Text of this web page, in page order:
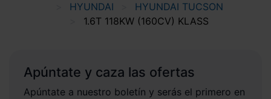
HYUNDAI
HYUNDAI TUCSON
1.6T 118KW (160CV) KLASS
Apúntate y caza las ofertas
Apúntate a nuestro boletín y serás el primero en